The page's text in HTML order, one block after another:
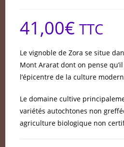
41,00€ TTC
Le vignoble de Zora se situe
Mont Ararat dont on pense
l’épicentre de la culture
Le domaine cultive
variétés autochtones non
agriculture biologique non